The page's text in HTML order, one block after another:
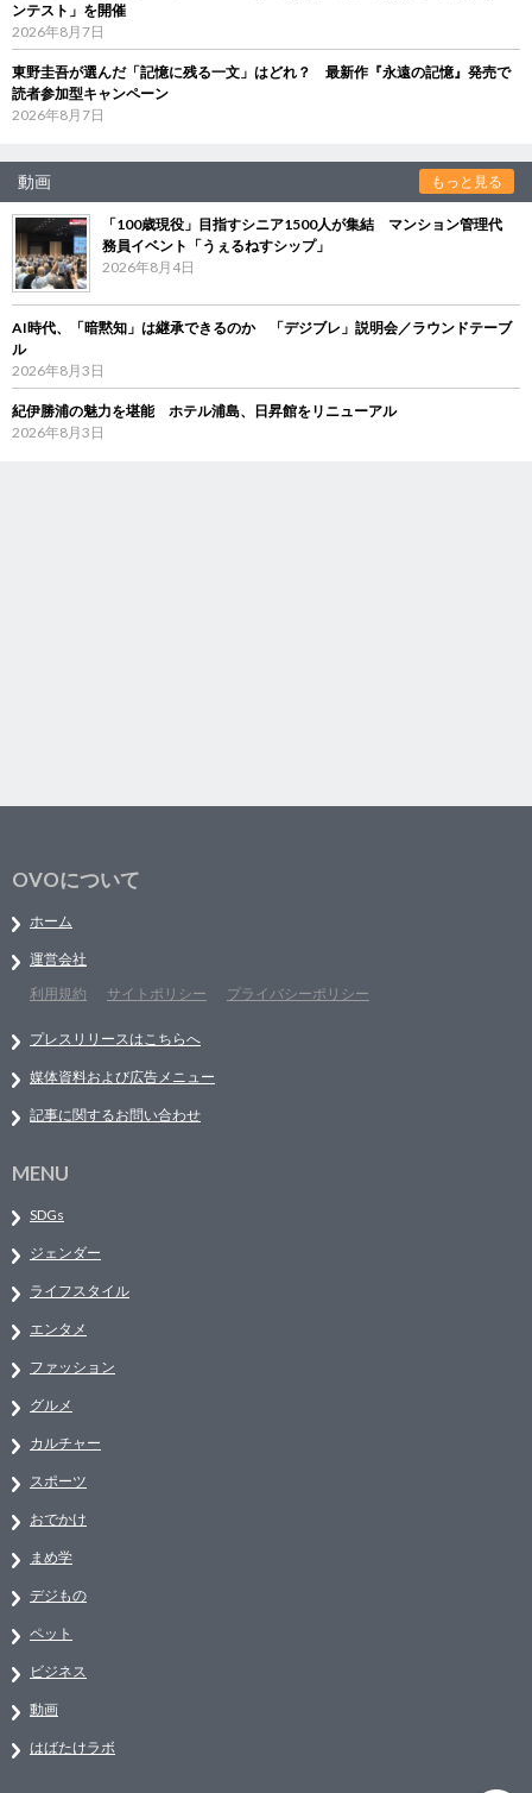
ンテスト」を開催
2026年8月7日
東野圭吾が選んだ「記憶に残る一文」はどれ？ 最新作『永遠の記憶』発売で
読者参加型キャンペーン
2026年8月7日
動画 もっと見る
「100歳現役」目指すシニア1500人が集結 マンション管理代
務員イベント「うぇるねすシップ」
2026年8月4日
AI時代、「暗黙知」は継承できるのか 「デジブレ」説明会／ラウンドテーブ
ル
2026年8月3日
紀伊勝浦の魅力を堪能 ホテル浦島、日昇館をリニューアル
2026年8月3日
OVOについて
ホーム
運営会社
利用規約
サイトポリシー プライバシーポリシー
プレスリリースはこちらへ
媒体資料および広告メニュー
記事に関するお問い合わせ
MENU
SDGs
ジェンダー
ライフスタイル
エンタメ
ファッション
グルメ
カルチャー
スポーツ
おでかけ
まめ学
デジもの
ペット
ビジネス
動画
はばたけラボ